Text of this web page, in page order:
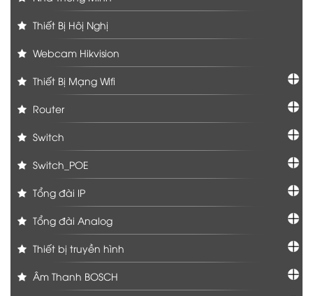
Thiết Bị Hôị Nghị
Webcam Hikvision
Thiết Bị Mạng Wifi
Router
Switch
Switch_POE
Tổng đài IP
Tổng đài Analog
Thiết bị truyền hình
Âm Thanh BOSCH